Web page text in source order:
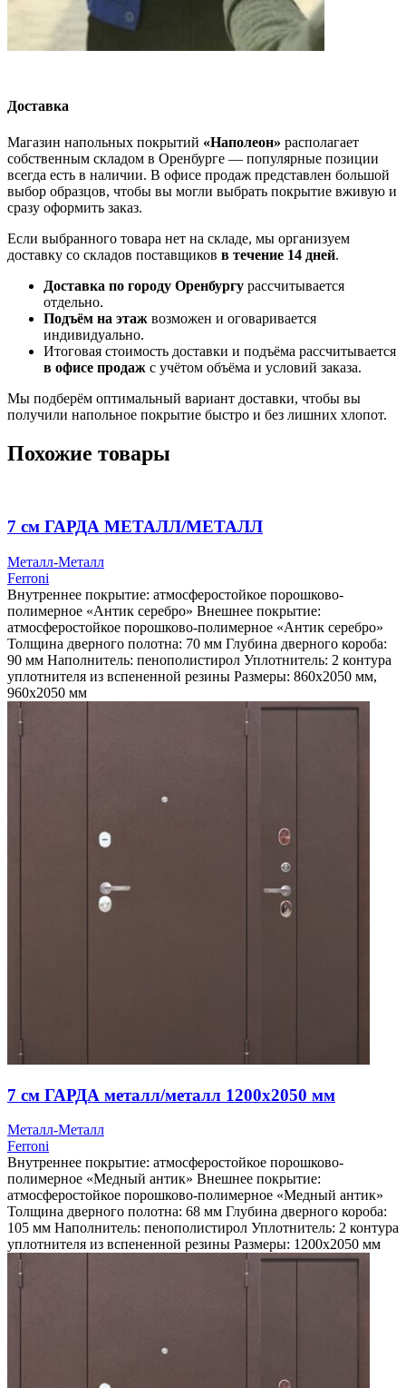
Доставка
Магазин напольных покрытий «Наполеон» располагает
собственным складом в Оренбурге — популярные позиции
всегда есть в наличии. В офисе продаж представлен большой
выбор образцов, чтобы вы могли выбрать покрытие вживую и
сразу оформить заказ.
Если выбранного товара нет на складе, мы организуем
доставку со складов поставщиков в течение 14 дней.
Доставка по городу Оренбургу рассчитывается
отдельно.
Подъём на этаж возможен и оговаривается
индивидуально.
Итоговая стоимость доставки и подъёма рассчитывается
в офисе продаж с учётом объёма и условий заказа.
Мы подберём оптимальный вариант доставки, чтобы вы
получили напольное покрытие быстро и без лишних хлопот.
Похожие товары
7 см ГАРДА МЕТАЛЛ/МЕТАЛЛ
Металл-Металл
Ferroni
Внутреннее покрытие: атмосферостойкое порошково-
полимерное «Антик серебро» Внешнее покрытие:
атмосферостойкое порошково-полимерное «Антик серебро»
Толщина дверного полотна: 70 мм Глубина дверного короба:
90 мм Наполнитель: пенополистирол Уплотнитель: 2 контура
уплотнителя из вспененной резины Размеры: 860х2050 мм,
960х2050 мм
7 см ГАРДА металл/металл 1200х2050 мм
Металл-Металл
Ferroni
Внутреннее покрытие: атмосферостойкое порошково-
полимерное «Медный антик» Внешнее покрытие:
атмосферостойкое порошково-полимерное «Медный антик»
Толщина дверного полотна: 68 мм Глубина дверного короба:
105 мм Наполнитель: пенополистирол Уплотнитель: 2 контура
уплотнителя из вспененной резины Размеры: 1200х2050 мм